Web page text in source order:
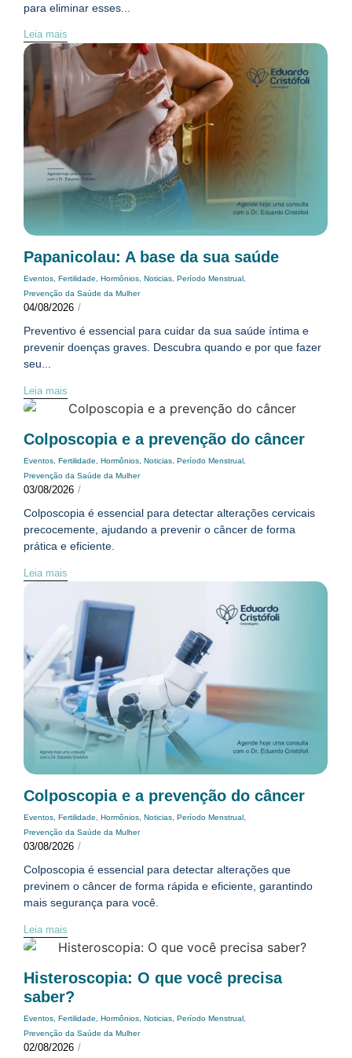
para eliminar esses...
Leia mais
Papanicolau: A base da sua saúde
Eventos, Fertilidade, Hormônios, Noticias, Período Menstrual ,
Prevenção da Saúde da Mulher
04/08/2026 /
Preventivo é essencial para cuidar da sua saúde íntima e
prevenir doenças graves. Descubra quando e por que fazer
seu...
Leia mais
Colposcopia e a prevenção do câncer
Eventos, Fertilidade, Hormônios, Noticias, Período Menstrual ,
Prevenção da Saúde da Mulher
03/08/2026 /
Colposcopia é essencial para detectar alterações cervicais
precocemente, ajudando a prevenir o câncer de forma
prática e eficiente.
Leia mais
Colposcopia e a prevenção do câncer
Eventos, Fertilidade, Hormônios, Noticias, Período Menstrual,
Prevenção da Saúde da Mulher
03/08/2026 /
Colposcopia é essencial para detectar alterações que
previnem o câncer de forma rápida e eficiente, garantindo
mais segurança para você.
Leia mais
Histeroscopia: O que você precisa
saber?
Eventos, Fertilidade, Hormônios, Noticias, Período Menstrual,
Prevenção da Saúde da Mulher
02/08/2026 /